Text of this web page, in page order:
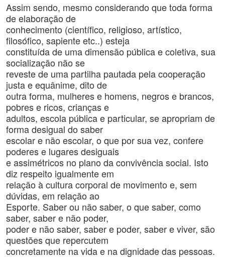
Assim sendo, mesmo considerando que toda forma
de elaboração de
conhecimento (científico, religioso, artístico,
filosófico, sapiente etc..) esteja
constituída de uma dimensão pública e coletiva, sua
socialização não se
reveste de uma partilha pautada pela cooperação
justa e equânime, dito de
outra forma, mulheres e homens, negros e brancos,
pobres e ricos, crianças e
adultos, escola pública e particular, se apropriam de
forma desigual do saber
escolar e não escolar, o que por sua vez, confere
poderes e lugares desiguais
e assimétricos no plano da convivência social. Isto
diz respeito igualmente em
relação à cultura corporal de movimento e, sem
dúvidas, em relação ao
Esporte. Saber ou não saber, o que saber, como
saber, saber e não poder,
poder e não saber, saber e poder, saber e viver, são
questões que repercutem
concretamente na vida e na dignidade das pessoas.